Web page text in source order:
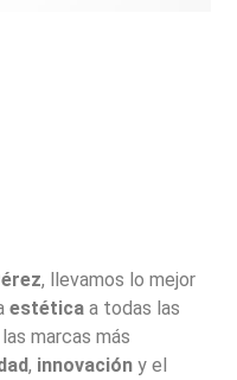
, llevamos lo mejor
estética a todas las
las marcas más
, innovación y el